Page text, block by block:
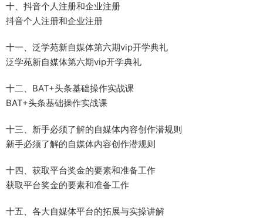
十、抖音个人注册和企业注册
抖音个人注册和企业注册
十一、泛学苑新自媒体第六期vip开学典礼
泛学苑新自媒体第六期vip开学典礼
十二、BAT+头条基础操作实战课
BAT+头条基础操作实战课
十三、新手必须了解的自媒体内容创作潜规则
新手必须了解的自媒体内容创作潜规则
十四、获取平台奖金的要素和准备工作
获取平台奖金的要素和准备工作
十五、各大自媒体平台的拓展与实操讲解